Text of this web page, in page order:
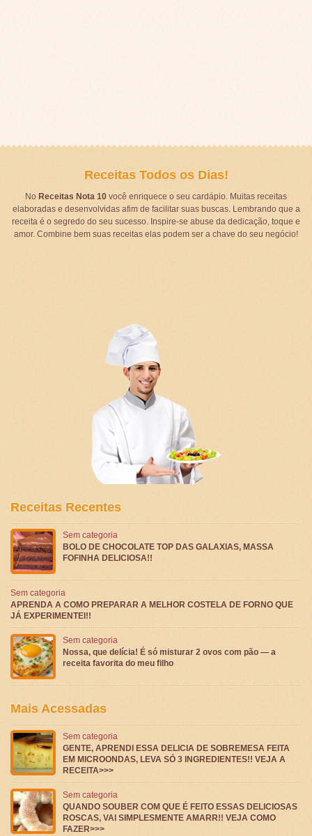
Receitas Todos os Dias!
No Receitas Nota 10você enriquece o seu cardápio. Muitas receitas
elaboradas e desenvolvidas afim de facilitar suas buscas. Lembrando que a
receita é o segredo do seu sucesso. Inspire-se abuse da dedicação, toque e
amor. Combine bem suas receitas elas podem ser a chave do seu negócio!
Receitas Recentes
Sem categoria
BOLO DE CHOCOLATE TOP DAS GALAXIAS, MASSA
FOFINHA DELICIOSA!!
Sem categoria
APRENDA A COMO PREPARAR A MELHOR COSTELA DE FORNO QUE
JÁ EXPERIMENTEI!!
Sem categoria
Nossa, que delícia! É só misturar 2 ovos com pão — a
receita favorita do meu filho
Mais Acessadas
Sem categoria
GENTE, APRENDI ESSA DELICIA DE SOBREMESA FEITA
EM MICROONDAS, LEVA SÓ 3 INGREDIENTES!! VEJA A
RECEITA>>>
Sem categoria
QUANDO SOUBER COM QUE É FEITO ESSAS DELICIOSAS
ROSCAS, VAI SIMPLESMENTE AMARR!! VEJA COMO
FAZER>>>